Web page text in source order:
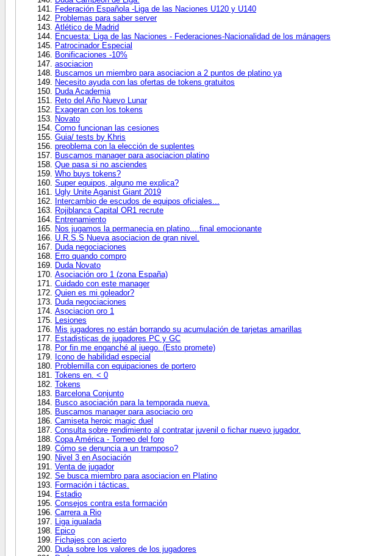
Federación Española -Liga de las Naciones U120 y U140
Problemas para saber server
Atlético de Madrid
Encuesta: Liga de las Naciones - Federaciones-Nacionalidad de los mánagers
Patrocinador Especial
Bonificaciones -10%
asociacion
Buscamos un miembro para asociacion a 2 puntos de platino ya
Necesito ayuda con las ofertas de tokens gratuitos
Duda Academia
Reto del Año Nuevo Lunar
Exageran con los tokens
Novato
Como funcionan las cesiones
Guia/ tests by Khris
preoblema con la elección de suplentes
Buscamos manager para asociacion platino
Que pasa si no asciendes
Who buys tokens?
Super equipos, alguno me explica?
Ugly Unite Aganist Giant 2019
Intercambio de escudos de equipos oficiales...
Rojiblanca Capital OR1 recrute
Entrenamiento
Nos jugamos la permanecia en platino....final emocionante
U.R.S.S Nueva asociacion de gran nivel.
Duda negociaciones
Erro quando compro
Duda Novato
Asociación oro 1 (zona España)
Cuidado con este manager
Quien es mi goleador?
Duda negociaciones
Asociacion oro 1
Lesiones
Mis jugadores no están borrando su acumulación de tarjetas amarillas
Estadisticas de jugadores PC y GC
Por fin me enganché al juego. (Esto promete)
Icono de habilidad especial
Problemilla con equipaciones de portero
Tokens en. < 0
Tokens
Barcelona Conjunto
Busco asociación para la temporada nueva.
Buscamos manager para asociacio oro
Camiseta heroic magic duel
Consulta sobre rendimiento al contratar juvenil o fichar nuevo jugador.
Copa América - Torneo del foro
Cómo se denuncia a un tramposo?
Nivel 3 en Asociación
Venta de jugador
Se busca miembro para asociacion en Platino
Formación i tácticas.
Estadio
Consejos contra esta formación
Carrera a Rio
Liga igualada
Epico
Fichajes con acierto
Duda sobre los valores de los jugadores